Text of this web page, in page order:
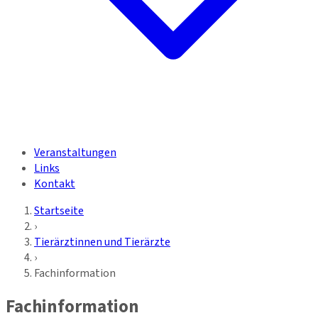
Veranstaltungen
Links
Kontakt
Startseite
›
Tierärztinnen und Tierärzte
›
Fachinformation
Fachinformation